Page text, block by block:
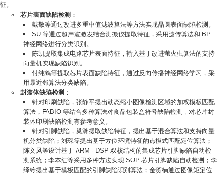
征。
芯片表面缺陷检测 ：
戴敬等通过改进多重中值滤波算法等方法实现晶圆表面缺陷检测。
SU 等通过超声波激发结合测振仪提取特征，采用遗传算法和 BP
神经网络进行分类识别。
陈凯提取集成电路芯片表面特征，输入基于改进萤火虫算法的支持
向量机实现缺陷识别。
付纯鹤等提取芯片表面缺陷特征，通过反向传播神经网络学习，采
用最近邻算法分类缺陷。
封装体缺陷检测 ：
针对印刷缺陷，张静平提出动态缩小图像检测区域的加权模板匹配
算法，FABIO 等结合多种算法对食品包装盒符号缺陷检测，对芯片封
装体印刷缺陷检测有参考意义。
针对引脚缺陷，巢渊提取缺陷特征，提出基于混合算法和支持向量
机分类缺陷；刘琛等提出基于方位环境特征的点模式匹配定位算法；
陈文凤等设计基于 ARM - DSP 双核结构的集成芯片引脚缺陷自动检
测系统；李本红等采用多种方法实现 SOP 芯片引脚缺陷自动检测；李
绎铃提出基于模板匹配的引脚缺陷识别算法；金贺楠通过图像矩定位